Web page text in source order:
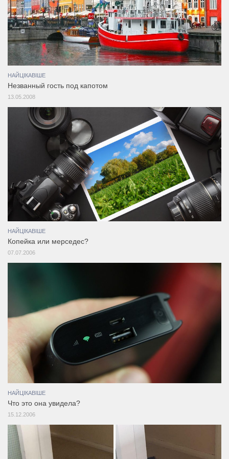
НАЙЦІКАВІШЕ
Незванный гость под капотом
13.05.2008
НАЙЦІКАВІШЕ
Копейка или мерседес?
07.07.2006
НАЙЦІКАВІШЕ
Что это она увидела?
15.12.2006